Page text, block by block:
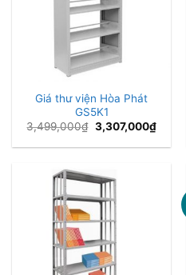
Giá thư viện Hòa Phát
GS5K1
3,499,000₫ Giá
gốc
là:
3,307,000₫Giá
hiện
tại